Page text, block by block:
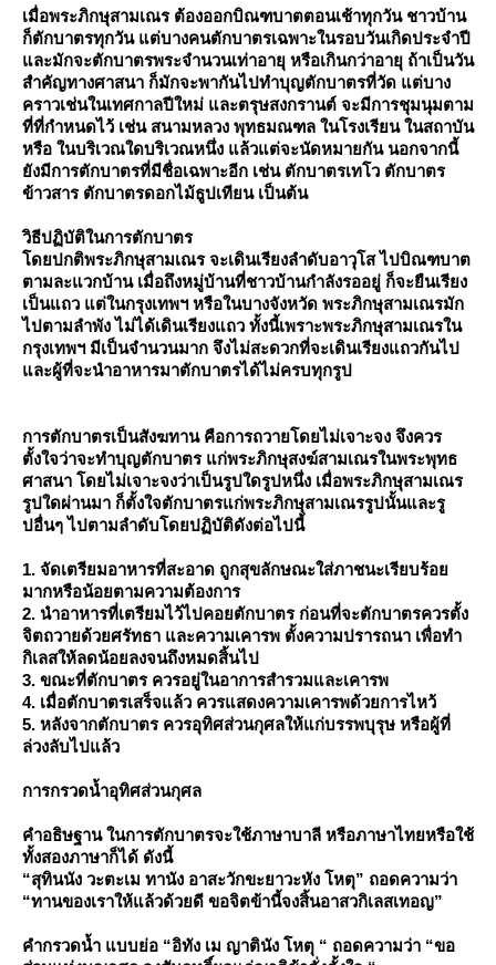
เมื่อพระภิกษุสามเณร ต้องออกบิณฑบาตตอนเช้าทุกวัน ชาวบ้าน
ก็ตักบาตรทุกวัน แต่บางคนตักบาตรเฉพาะในรอบวันเกิดประจำปี
ละมักจะตักบาตรพระจำนวนเท่าอายุ หรือเกินกว่าอายุ ถ้าเป็นวัน
สำคัญทางศาสนา ก็มักจะพากันไปทำบุญตักบาตรที่วัด แต่บาง
คราวเช่นในเทศกาลปีใหม่ และตรุษสงกรานต์ จะมีการชุมนุมตาม
ที่ที่กำหนดไว้ เช่น สนามหลวง พุทธมณฑล ในโรงเรียน ในสถาบัน
หรือ ในบริเวณใดบริเวณหนึ่ง แล้วแต่จะนัดหมายกัน นอกจากนี้
ังมีการตักบาตรที่มีชื่อเฉพาะอีก เช่น ตักบาตรเทโว ตักบาตร
ข้าวสาร ตักบาตรดอกไม้ธูปเทียน เป็นต้น
วิธีปฏิบัติในการตักบาตร
ดยปกติพระภิกษุสามเณร จะเดินเรียงลำดับอาวุโส ไปบิณฑบาต
ตามละแวกบ้าน เมื่อถึงหมู่บ้านที่ชาวบ้านกำลังรออยู่ ก็จะยืนเรียง
เป็นแถว แต่ในกรุงเทพฯ หรือในบางจังหวัด พระภิกษุสามเณรมัก
ไปตามลำพัง ไม่ได้เดินเรียงแถว ทั้งนี้เพราะพระภิกษุสามเณรใน
กรุงเทพฯ มีเป็นจำนวนมาก จึงไม่สะดวกที่จะเดินเรียงแถวกันไป
ละผู้ที่จะนำอาหารมาตักบาตรได้ไม่ครบทุกรูป
การตักบาตรเป็นสังฆทาน คือการถวายโดยไม่เจาะจง จึงควร
ตั้งใจว่าจะทำบุญตักบาตร แก่พระภิกษุสงฆ์สามเณรในพระพุทธ
ศาสนา โดยไม่เจาะจงว่าเป็นรูปใดรูปหนึ่ง เมื่อพระภิกษุสามเณร
รูปใดผ่านมา ก็ตั้งใจตักบาตรแก่พระภิกษุสามเณรรูปนั้นและรู
ปอื่นๆ ไปตามลำดับโดยปฏิบัติดังต่อไปนี้
1. จัดเตรียมอาหารที่สะอาด ถูกสุขลักษณะใส่ภาชนะเรียบร้อ
มากหรือน้อยตามความต้องการ
2. นำอาหารที่เตรียมไว้ไปคอยตักบาตร ก่อนที่จะตักบาตรควรตั้ง
จิตถวายด้วยศรัทธา และความเคารพ ตั้งความปรารถนา เพื่อทำ
กิเลสให้ลดน้อยลงจนถึงหมดสิ้นไป
3. ขณะที่ตักบาตร ควรอยู่ในอาการสำรวมและเคารพ
4. เมื่อตักบาตรเสร็จแล้ว ควรแสดงความเคารพด้วยการไหว้
5. หลังจากตักบาตร ควรอุทิศส่วนกุศลให้แก่บรรพบุรุษ หรือผู้ที่
ล่วงลับไปแล้ว
การกรวดน้ำอุทิศส่วนกุศล
คำอธิษฐาน ในการตักบาตรจะใช้ภาษาบาลี หรือภาษาไทยหรือใช้
ทั้งสองภาษาก็ได้ ดังนี้
“สุทินนัง วะตะเม ทานัง อาสะวักขะยาวะหัง โหตุ” ถอดความว่า
“ทานของเราให้แล้วด้วยดี ขอจิตข้านี้จงสิ้นอาสวกิเลสเทอญ”
คำกรวดน้ำ แบบย่อ “อิทัง เม ญาตินัง โหตุ “ ถอดความว่า “ขอ